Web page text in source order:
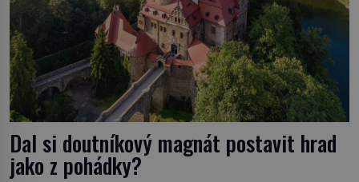
Dal si doutníkový magnát postavit hrad
jako z pohádky?